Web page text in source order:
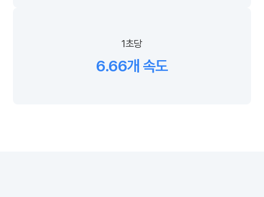
1초당
6.66개 속도